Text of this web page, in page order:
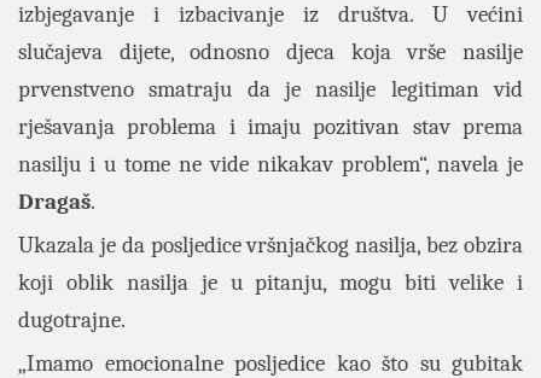
izbjegavanje i izbacivanje iz društva. U većini
slučajeva dijete, odnosno djeca koja vrše nasilje
prvenstveno smatraju da je nasilje legitiman vid
rješavanja problema i imaju pozitivan stav prema
nasilju i u tome ne vide nikakav problem“, navela je
Dragaš.
Ukazala je da posljedice vršnjačkog nasilja, bez obzira
koji oblik nasilja je u pitanju, mogu biti velike i
dugotrajne.
„Imamo emocionalne posljedice kao što su gubitak